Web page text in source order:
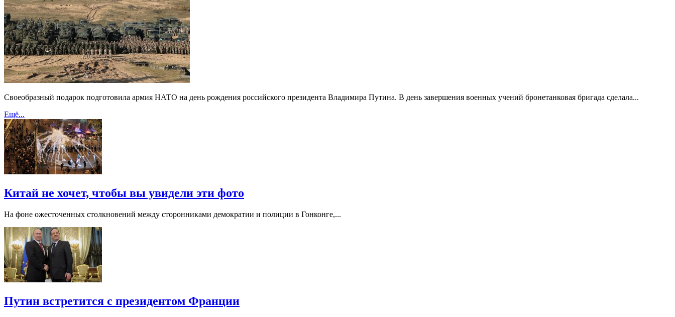
Своеобразный подарок подготовила армия НАТО на день рождения российского президента Владимира Путина. В день завершения военных учений бронетанковая бригада сделала...
Ещё...
Китай не хочет, чтобы вы увидели эти фото
На фоне ожесточенных столкновений между сторонниками демократии и полиции в Гонконге,...
Путин встретится с президентом Франции